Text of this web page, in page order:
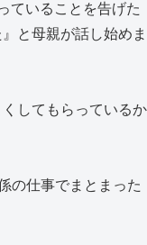
ていることを告げた
と母親が話し始めま
してもらっているか
の仕事でまとまった